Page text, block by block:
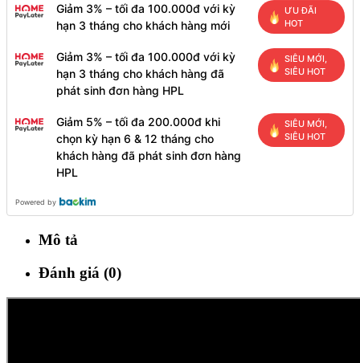
Giảm 3% – tối đa 100.000đ với kỳ
hạn 3 tháng cho khách hàng mới
ƯU ĐÃI
HOT
Giảm 3% – tối đa 100.000đ với kỳ
hạn 3 tháng cho khách hàng đã
phát sinh đơn hàng HPL
SIÊU MỚI,
SIÊU HOT
Giảm 5% – tối đa 200.000đ khi
chọn kỳ hạn 6 & 12 tháng cho
khách hàng đã phát sinh đơn hàng
HPL
SIÊU MỚI,
SIÊU HOT
Powered by
Mô tả
Đánh giá (0)